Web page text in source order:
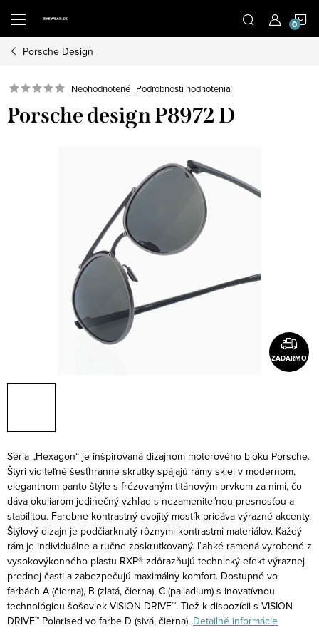
obsah
Porsche Design
Neohodnotené Podrobnosti hodnotenia
Porsche design P8972 D
ZADARMO
Séria „Hexagon“ je inšpirovaná dizajnom motorového bloku Porsche.
Štyri viditeľné šesťhranné skrutky spájajú rámy skiel v modernom,
elegantnom panto štýle s frézovaným titánovým prvkom za nimi, čo
dáva okuliarom jedinečný vzhľad s nezameniteľnou presnosťou a
stabilitou. Farebne kontrastný dvojitý mostík pridáva výrazné akcenty.
Štýlový dizajn je podčiarknutý rôznymi kontrastmi materiálov. Každý
rám je individuálne a ručne zoskrutkovaný. Ľahké ramená vyrobené z
vysokovýkonného plastu RXP® zdôrazňujú technický efekt výraznej
prednej časti a zabezpečujú maximálny komfort. Dostupné vo
farbách A (čierna), B (zlatá, čierna), C (palladium) s inovatívnou
technológiou šošoviek VISION DRIVE™. Tiež k dispozícii s VISION
DRIVE™ Polarised vo farbe D (sivá, čierna). Detailné informácie